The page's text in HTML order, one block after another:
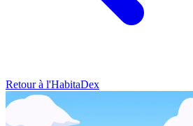
Retour à l'HabitaDex